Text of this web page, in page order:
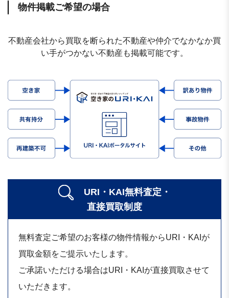
物件掲載ご希望の場合
不動産会社から買取を断られた不動産や仲介でなかなか買
い手がつかない不動産も掲載可能です。
URI・KAI無料査定・
直接買取制度
無料査定ご希望のお客様の物件情報からURI・KAIが
買取金額をご提示いたします。
ご承諾いただける場合はURI・KAIが直接買取させて
いただきます。